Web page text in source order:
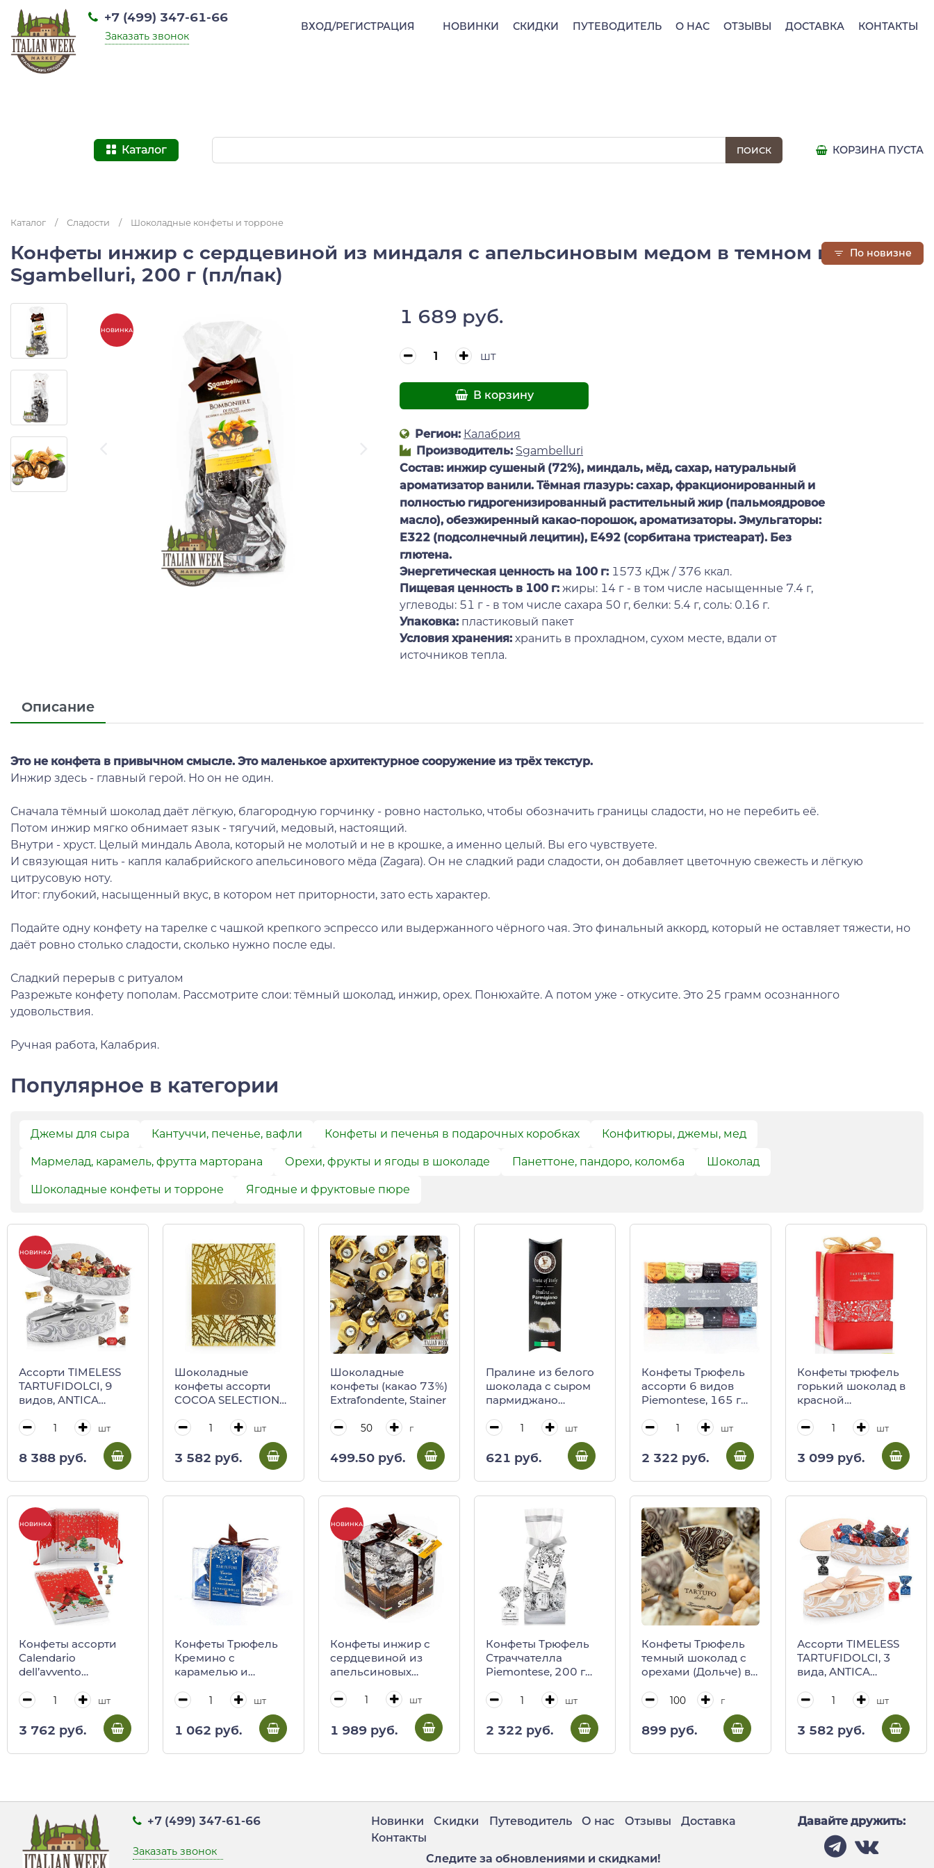
НОВИНКИ СКИДКИ ПУТЕВОДИТЕЛЬ О НАС ОТЗЫВЫ ДОСТАВКА КОНТАКТЫ
+7 (499) 347-61-66
Заказать звонок
ВХОД/РЕГИСТРАЦИЯ
Каталог КОРЗИНА ПУСТА
Каталог / Сладости / Шоколадные конфеты и торроне
Конфеты инжир с сердцевиной из миндаля с апельсиновым медом в темном шоколаде
Sgambelluri, 200 г (пл/пак)
НОВИНКА
1 689 руб.
шт
В корзину
Регион: Калабрия
Производитель: Sgambelluri
Состав: инжир сушеный (72%), миндаль, мёд, сахар, натуральный
ароматизатор ванили. Тёмная глазурь: сахар, фракционированный и
полностью гидрогенизированный растительный жир (пальмоядровое
масло), обезжиренный какао-порошок, ароматизаторы. Эмульгаторы:
E322 (подсолнечный лецитин), E492 (сорбитана тристеарат). Без
глютена.
Энергетическая ценность на 100 г: 1573 кДж / 376 ккал.
Пищевая ценность в 100 г: жиры: 14 г - в том числе насыщенные 7.4 г,
углеводы: 51 г - в том числе сахара 50 г, белки: 5.4 г, соль: 0.16 г.
Упаковка: пластиковый пакет
Условия хранения: хранить в прохладном, сухом месте, вдали от
источников тепла.
Описание
Это не конфета в привычном смысле. Это маленькое архитектурное сооружение из трёх текстур.
Инжир здесь - главный герой. Но он не один.
Сначала тёмный шоколад даёт лёгкую, благородную горчинку - ровно настолько, чтобы обозначить границы сладости, но не перебить её.
Потом инжир мягко обнимает язык - тягучий, медовый, настоящий.
Внутри - хруст. Целый миндаль Авола, который не молотый и не в крошке, а именно целый. Вы его чувствуете.
И связующая нить - капля калабрийского апельсинового мёда (Zagara). Он не сладкий ради сладости, он добавляет цветочную свежесть и лёгкую
цитрусовую ноту.
Итог: глубокий, насыщенный вкус, в котором нет приторности, зато есть характер.
Подайте одну конфету на тарелке с чашкой крепкого эспрессо или выдержанного чёрного чая. Это финальный аккорд, который не оставляет тяжести, но
даёт ровно столько сладости, сколько нужно после еды.
Сладкий перерыв с ритуалом
Разрежьте конфету пополам. Рассмотрите слои: тёмный шоколад, инжир, орех. Понюхайте. А потом уже - откусите. Это 25 грамм осознанного
удовольствия.
Ручная работа, Калабрия.
Популярное в категории
По новизне
Джемы для сыра Кантуччи, печенье, вафли Конфеты и печенья в подарочных коробках Конфитюры, джемы, мед
Мармелад, карамель, фрутта марторана Орехи, фрукты и ягоды в шоколаде Панеттоне, пандоро, коломба Шоколад
Шоколадные конфеты и торроне Ягодные и фруктовые пюре
НОВИНКА
Ассорти TIMELESS
TARTUFIDOLCI, 9
видов, ANTICA
PIEMONTESE, 600 кг
(карт/кор серебро)
шт
8 388 руб.
Шоколадные
конфеты ассорти
COCOA SELECTION
(золотая коробка с
красной лентой)
шт
3 582 руб.
Шоколадные
конфеты (какао 73%)
Extrafondente, Stainer
г
499.50 руб.
Пралине из белого
шоколада с сыром
пармиджано
29,4 г
шт
621 руб.
Конфеты Трюфель
ассорти 6 видов
Piemontese, 165 г
шт
2 322 руб.
Конфеты трюфель
горький шоколад в
красной
коробке Piemontese,
шт
3 099 руб.
НОВИНКА
Конфеты ассорти
Calendario
dell’avvento
ANTICA TORRONERIA
PIEMONTESE, 168 г
шт
3 762 руб.
Конфеты Трюфель
Кремино с
карамелью и
орехом, ANTICA
PIEMONTESE, 63 г
(пл/кор)
шт
1 062 руб.
НОВИНКА
Конфеты инжир с
сердцевиной из
апельсиновых
шоколаде
Sgambelluri, 200 г
(пл/кубик)
шт
1 989 руб.
Конфеты Трюфель
Страччателла
Piemontese, 200 г
шт
2 322 руб.
Конфеты Трюфель
темный шоколад с
орехами (Дольче) в
ANTICA TORRONERIA
весовые
г
899 руб.
Ассорти TIMELESS
TARTUFIDOLCI, 3
вида, ANTICA
PIEMONTESE, 200 г
(бежевая карт/кор
лодочкой)
шт
3 582 руб.
+7 (499) 347-61-66
Заказать звонок
Новинки Скидки Путеводитель О нас Отзывы
Доставка
Контакты
Следите за обновлениями и скидками!
Давайте дружить: